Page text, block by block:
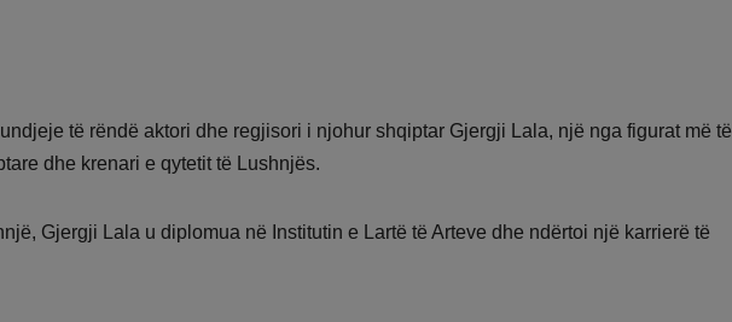
të rëndë aktori dhe regjisori i njohur shqiptar Gjergji Lala, një nga figurat më të
dhe krenari e qytetit të Lushnjës.
Gjergji Lala u diplomua në Institutin e Lartë të Arteve dhe ndërtoi një karrierë të